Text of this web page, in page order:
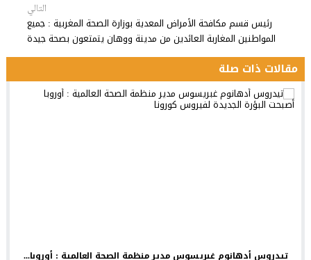
التالي
رئيس قسم مكافحة الأمراض المعدية بوزارة الصحة المغربية : جميع
المواطنين المغاربة العائدين من مدينة ووهان يتمتعون بصحة جيدة
مقالات ذات صلة
تيدروس أدهانوم غبريسوس مدير منظمة الصحة العالمية : أوروبا...